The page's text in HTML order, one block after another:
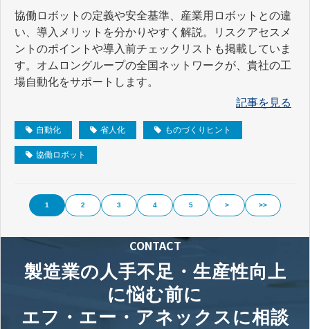
協働ロボットの定義や安全基準、産業用ロボットとの違
い、導入メリットを分かりやすく解説。リスクアセスメ
ントのポイントや導入前チェックリストも掲載していま
す。オムロングループの全国ネットワークが、貴社の工
場自動化をサポートします。
記事を見る
自動化 省人化 ものづくりヒント
協働ロボット
1 2 3 4 5 > >>
CONTACT
製造業の人手不足・生産性向上
に悩む前に
エフ・エー・アネックスに相談